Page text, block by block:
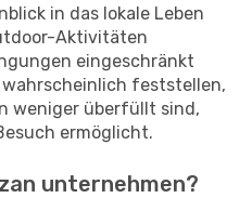
in das lokale Leben
Aktivitäten
eingeschränkt
feststellen,
weniger überfüllt sind,
ermöglicht.
unternehmen?